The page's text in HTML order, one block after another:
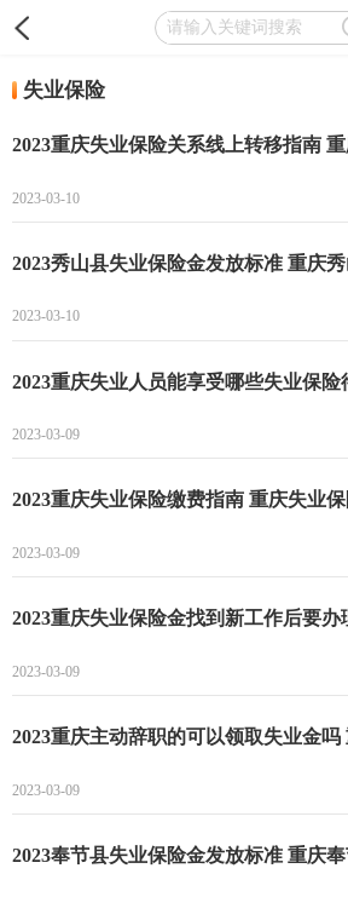
失业保险
2023-03-10
2023-03-10
2023-03-09
2023重庆失业保险缴费指南 重庆失业
2023-03-09
2023-03-09
2023-03-09